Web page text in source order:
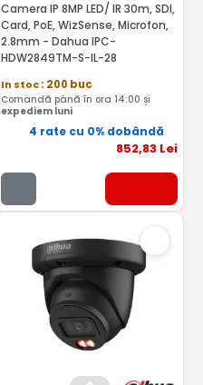
Camera IP 8MP LED/ IR 30m, SDI,
Card, PoE, WizSense, Microfon,
2.8mm - Dahua IPC-
HDW2849TM-S-IL-28
In stoc: 200 buc
Comandă până în ora 14:00 și
expediem luni
4 rate cu 0% dobândă
852,83 Lei